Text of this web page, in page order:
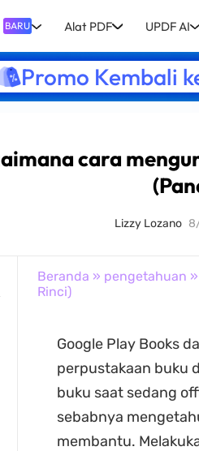
BARU Alat PDF UPDF AI
Promo Kembali
cara
Lizzy Lozano
Beranda » pengetahuan
Rinci)
Google Play Books
perpustakaan buku
buku saat sedang
sebabnya
membantu.